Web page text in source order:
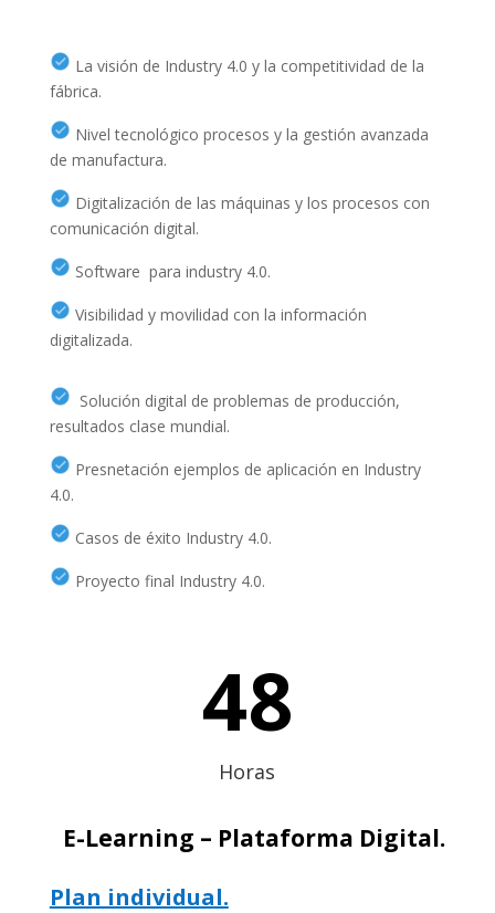
La visión de Industry 4.0 y la competitividad de la
fábrica.
Nivel tecnológico procesos y la gestión avanzada
de manufactura.
Digitalización de las máquinas y los procesos con
comunicación digital.
Software para industry 4.0.
Visibilidad y movilidad con la información
digitalizada.
Solución digital de problemas de producción,
resultados clase mundial.
Presnetación ejemplos de aplicación en Industry
4.0.
Casos de éxito Industry 4.0.
Proyecto final Industry 4.0.
48
Horas
E-Learning – Plataforma Digital.
Plan individual.